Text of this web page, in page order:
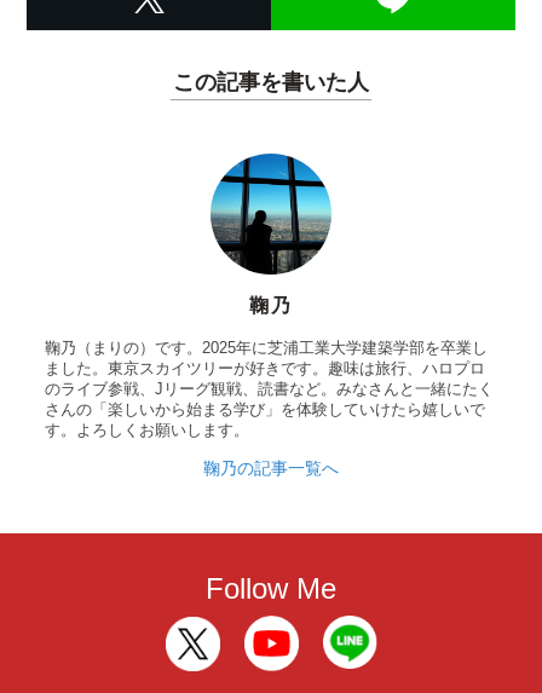
この記事を書いた人
鞠乃
鞠乃（まりの）です。2025年に芝浦工業大学建築学部を卒業し
ました。東京スカイツリーが好きです。趣味は旅行、ハロプロ
のライブ参戦、Jリーグ観戦、読書など。みなさんと一緒にたく
さんの「楽しいから始まる学び」を体験していけたら嬉しいで
す。よろしくお願いします。
鞠乃の記事一覧へ
Follow Me